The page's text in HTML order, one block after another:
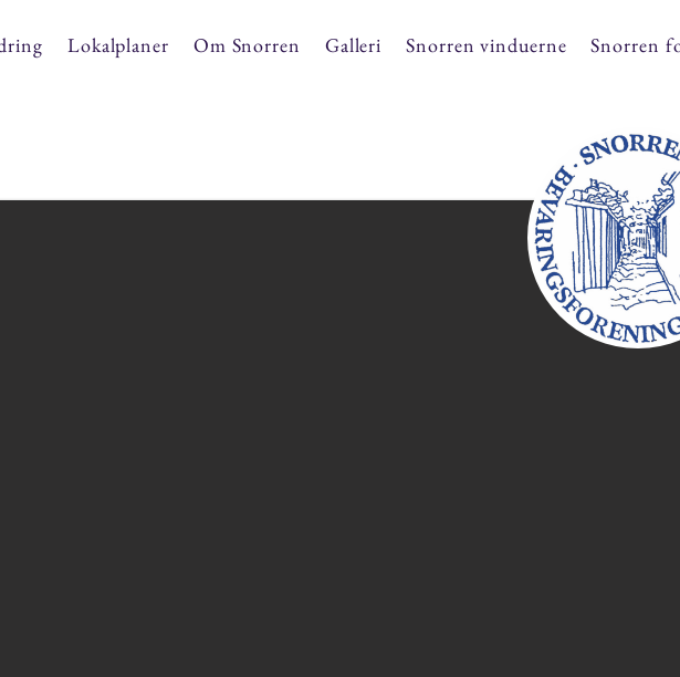
Lokalplaner Om Snorren Galleri Snorren vinduerne Snorren